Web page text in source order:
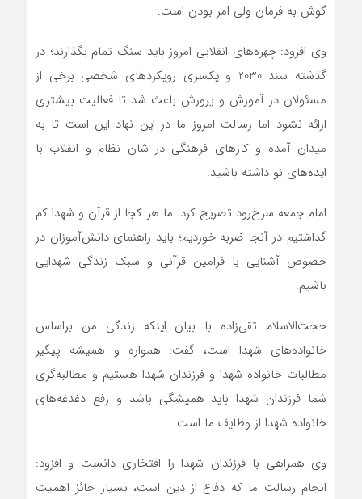
گوش به فرمان ولی امر بودن است.
وی افزود: چهره‌های انقلابی امروز باید سنگ تمام بگذارند؛ در
گذشته سند 2030 و یکسری رویکردهای شخصی برخی از
مسئولان در آموزش و پرورش باعث شد تا فعالیت بیشتری
ارائه نشود اما رسالت امروز ما در این نهاد این است تا به
میدان آمده و کارهای فرهنگی در شان نظام و انقلاب با
ایده‌های نو داشته باشید.
امام جمعه سرخ‌رود تصریح کرد: ما هر کجا از قرآن و شهدا کم
گذاشتیم در آنجا ضربه خوردیم؛ باید راهنمای دانش‌آموزان در
خصوص آشنایی با فرامین قرآنی و سبک زندگی شهدایی
باشیم.
حجت‌الاسلام تقی‌زاده با بیان اینکه زندگی من براساس
خانواده‌های شهدا است، گفت: همواره و همیشه پیگیر
مطالبات خانواده شهدا و فرزندان شهدا هستیم و مطالبه‌گری
شما فرزندان شهدا باید همیشگی باشد و رفع دغدغه‌های
خانواده شهدا از وظایف ما است.
وی همراهی با فرزندان شهدا را افتخاری دانست و افزود:
انجام رسالت ما که دفاع از دین است، بسیار حائز اهمیت